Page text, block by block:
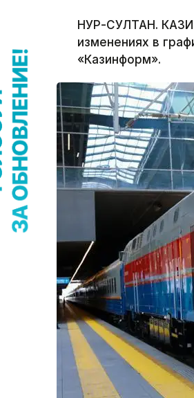
НУР-СУЛТАН.
изменениях в
«Казинформ».